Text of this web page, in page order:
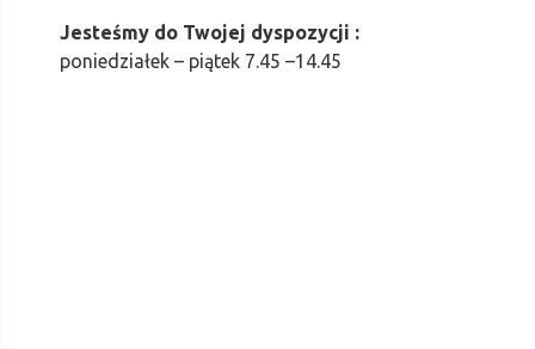
Jesteśmy do Twojej dyspozycji :
poniedziałek – piątek 7.45 –14.45